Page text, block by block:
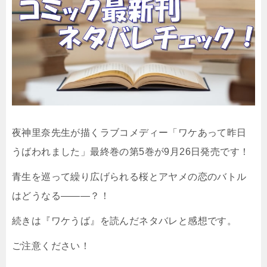
夜神里奈先生が描くラブコメディー「ワケあって昨日
うばわれました」最終巻の第5巻が9月26日発売です！
青生を巡って繰り広げられる桜とアヤメの恋のバトル
はどうなる―――？！
続きは『ワケうば』を読んだネタバレと感想です。
ご注意ください！